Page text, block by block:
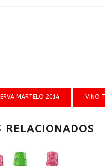
MARTELO 2014 VINO
RELACIONADOS